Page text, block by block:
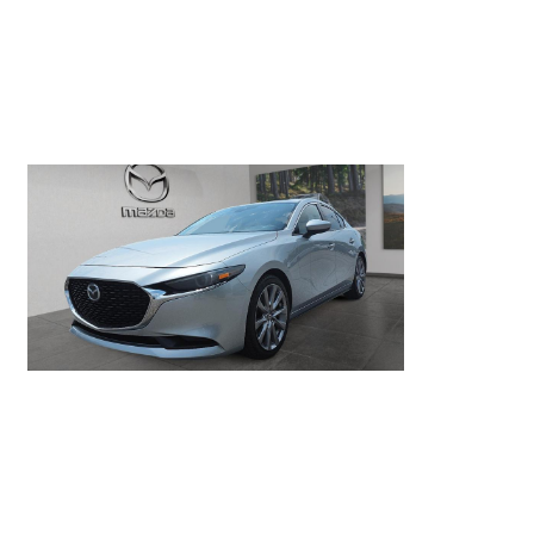
Mazda Mazda3
132 517 km
17 598 $
16 498 $ - 1 100 $
Stock DMX81208A / NIV 122737